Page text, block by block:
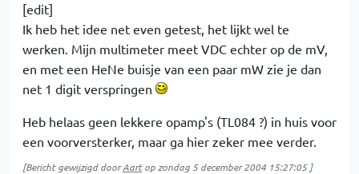
[edit]
Ik heb het idee net even getest, het lijkt wel te
werken. Mijn multimeter meet VDC echter op de mV,
en met een HeNe buisje van een paar mW zie je dan
net 1 digit verspringen
Heb helaas geen lekkere opamp's (TL084 ?) in huis voor
een voorversterker, maar ga hier zeker mee verder.
[Bericht gewijzigd doorAartop zondag 5 december 2004 15:27:05]